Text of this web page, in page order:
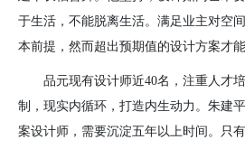
于生活，不能脱离生活。满足业主对空
本前提，然而超出预期值的设计方案才能
品元现有设计师近40名，注重人才
制，现实内循环，打造内生动力。朱建
案设计师，需要沉淀五年以上时间。只